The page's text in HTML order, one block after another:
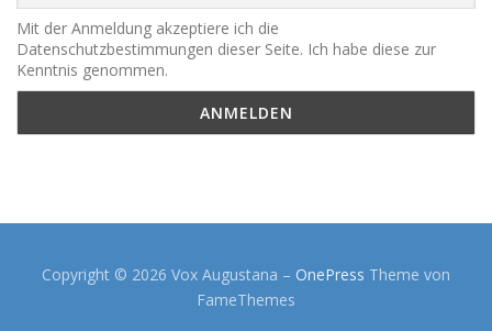
Mit der Anmeldung akzeptiere ich die
Datenschutzbestimmungen dieser Seite. Ich habe diese zur
Kenntnis genommen.
Copyright © 2026 Vox Augustana – OnePress Theme von
FameThemes